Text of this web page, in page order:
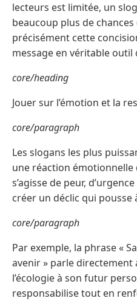
lecteurs est limitée, un
beaucoup plus de chances
précisément cette
message en véritable outil
core/heading
Jouer sur l’émotion et la
core/paragraph
Les slogans les plus
une réaction émotionnelle
s’agisse de peur,
créer un déclic qui pousse
core/paragraph
Par exemple, la phrase «
avenir » parle directement
l’écologie à son futur
responsabilise tout en